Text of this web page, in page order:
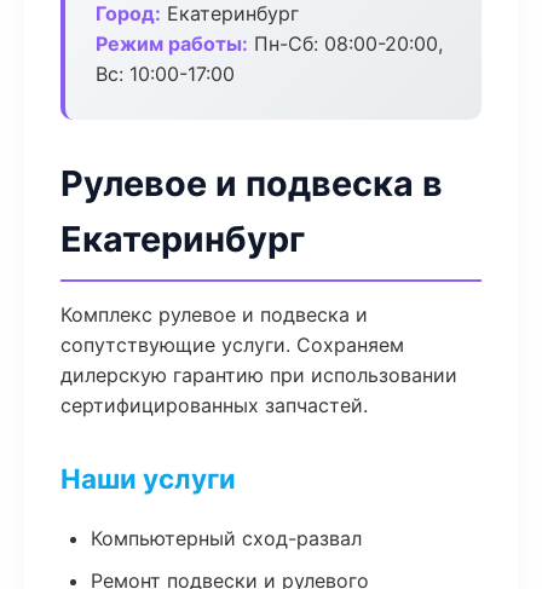
Город: Екатеринбург
Режим работы: Пн-Сб: 08:00-20:00,
Вс: 10:00-17:00
Рулевое и подвеска в
Екатеринбург
Комплекс рулевое и подвеска и
сопутствующие услуги. Сохраняем
дилерскую гарантию при использовании
сертифицированных запчастей.
Наши услуги
Компьютерный сход-развал
Ремонт подвески и рулевого